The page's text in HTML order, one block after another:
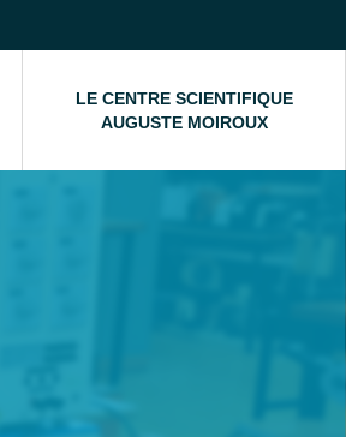
LE CENTRE SCIENTIFIQUE
AUGUSTE MOIROUX